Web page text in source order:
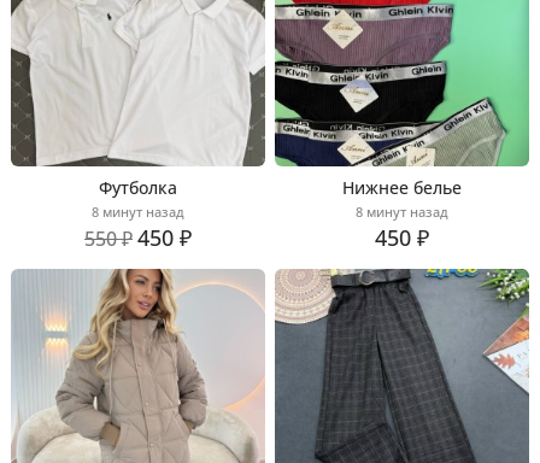
Футболка
8 минут назад
550 ₽450 ₽
Нижнее белье
8 минут назад
450 ₽